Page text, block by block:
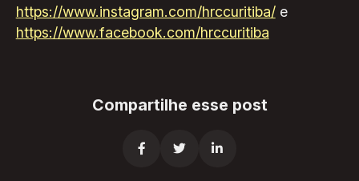
https://www.instagram.com/hrccuritiba/e
https://www.facebook.com/hrccuritiba
Compartilhe esse post
  